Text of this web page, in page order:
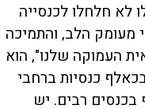
לא חלחלו לכנסייה
מעומק הלב, והתמיכה
העמוקה שלנו", הוא
כנסיות ברחבי
רבים. יש